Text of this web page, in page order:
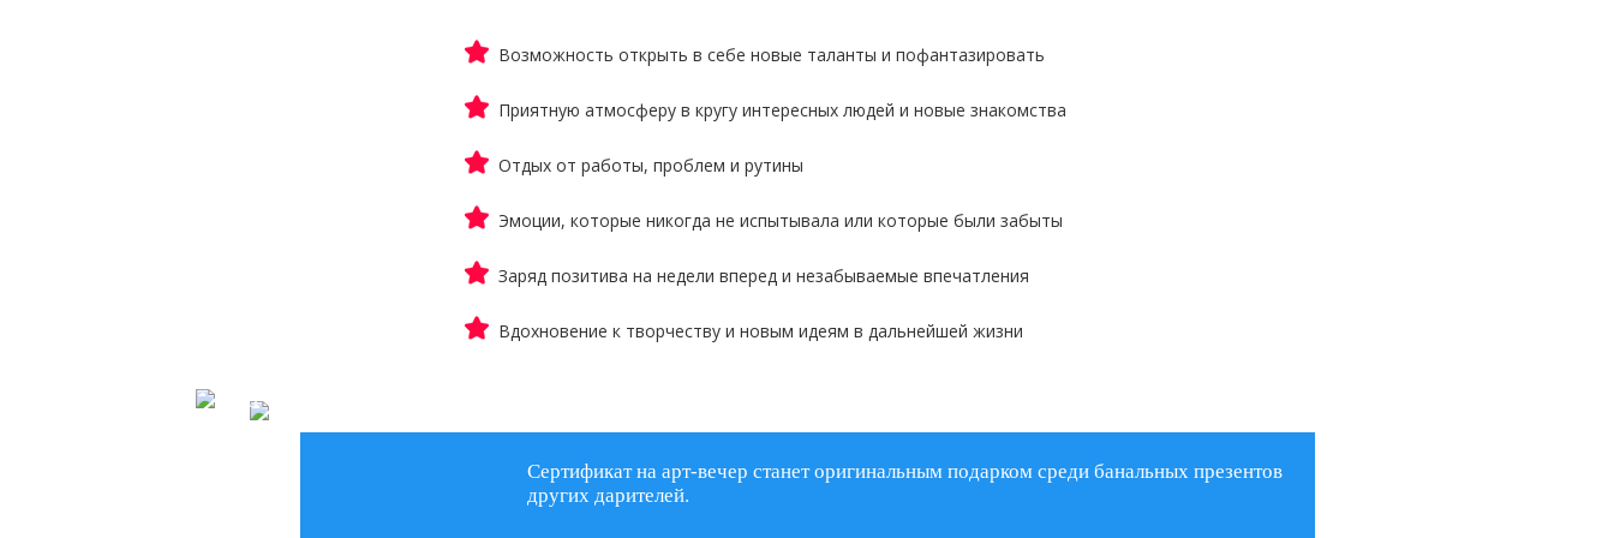
Возможность открыть в себе новые таланты и пофантазировать
Приятную атмосферу в кругу интересных людей и новые знакомства
Отдых от работы, проблем и рутины
Эмоции, которые никогда не испытывала или которые были забыты
Заряд позитива на недели вперед и незабываемые впечатления
Вдохновение к творчеству и новым идеям в дальнейшей жизни
Сертификат на арт-вечер станет оригинальным подарком среди банальных презентов
других дарителей.